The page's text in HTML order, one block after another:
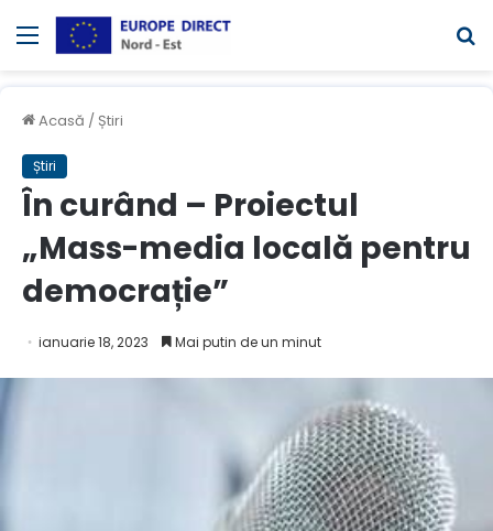
Meniul
Acasă / Știri
Știri
În curând – Proiectul
„Mass-media locală pentru
democrație”
ianuarie 18, 2023 Mai putin de un minut